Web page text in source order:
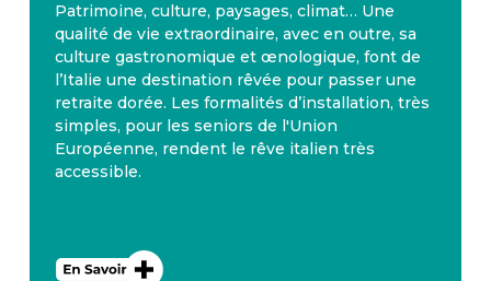
Patrimoine, culture, paysages, climat… Une
qualité de vie extraordinaire, avec en outre, sa
culture gastronomique et œnologique, font de
l’Italie une destination rêvée pour passer une
retraite dorée. Les formalités d’installation, très
simples, pour les seniors de l'Union
Européenne, rendent le rêve italien très
accessible.